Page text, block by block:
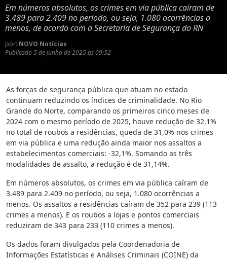
Em números absolutos, os crimes em via pública caíram de
3.489 para 2.409 no período, ou seja, 1.080 ocorrências a
menos, de acordo com a Secretaria de Segurança do RN
por: NOVO Notícias
Publicado 5 de junho de 2025 às 09:52
As forças de segurança pública que atuam no estado
continuam reduzindo os índices de criminalidade. No Rio
Grande do Norte, comparando os primeiros cinco meses de
2024 com o mesmo período de 2025, houve redução de 32,1%
no total de roubos a residências, queda de 31,0% nos crimes
em via pública e uma redução ainda maior nos assaltos a
estabelecimentos comerciais: -32,1%. Somando as três
modalidades de assalto, a redução é de 31,14%.
Em números absolutos, os crimes em via pública caíram de
3.489 para 2.409 no período, ou seja, 1.080 ocorrências a
menos. Os assaltos a residências caíram de 352 para 239 (113
crimes a menos). E os roubos a lojas e pontos comerciais
reduziram de 343 para 233 (110 crimes a menos).
Os dados foram divulgados pela Coordenadoria de
Informações Estatísticas e Análises Criminais (COINE) da